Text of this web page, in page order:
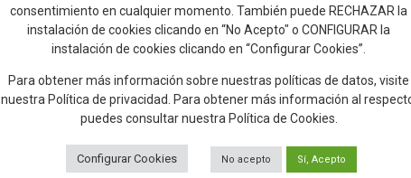
Añadir reseña en Google Rellenar encuesta de
consentimiento en cualquier momento. También puede RECHAZAR la
instalación de cookies clicando en “No Acepto" o CONFIGURAR la
instalación de cookies clicando en “Configurar Cookies”.
Para obtener más información sobre nuestras políticas de datos, visite
nuestra Política de privacidad. Para obtener más información al
puedes consultar nuestra Política de Cookies.
Configurar Cookies No acepto Sí, Acepto